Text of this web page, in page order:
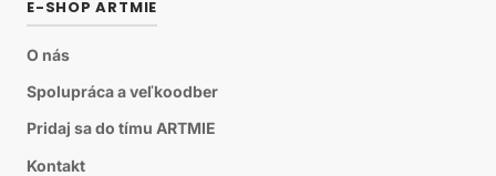
E-SHOP ARTMIE
O nás
Spolupráca a veľkoodber
Pridaj sa do tímu ARTMIE
Kontakt